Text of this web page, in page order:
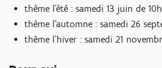
thème l'été : samedi 13 juin de
thème l'automne : samedi 26
thème l'hiver : samedi 21